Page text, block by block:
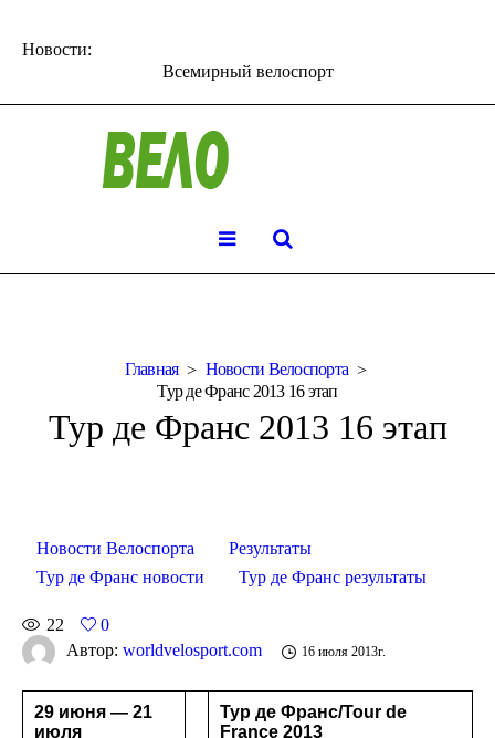
Новости:
Всемирный велоспорт
Главная
Новости Велоспорта
Тур де Франс 2013 16 этап
Тур де Франс 2013 16 этап
Новости Велоспорта
Результаты
Тур де Франс новости
Тур де Франс результаты
22
0
Автор: worldvelosport.com 16 июля 2013г.
29 июня — 21
июля
Тур де Франс/Tour de
France 2013